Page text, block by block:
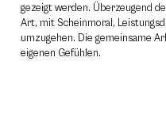
gezeigt werden. Überzeugend
Art, mit Scheinmoral,
umzugehen. Die gemeinsame
eigenen Gefühlen.